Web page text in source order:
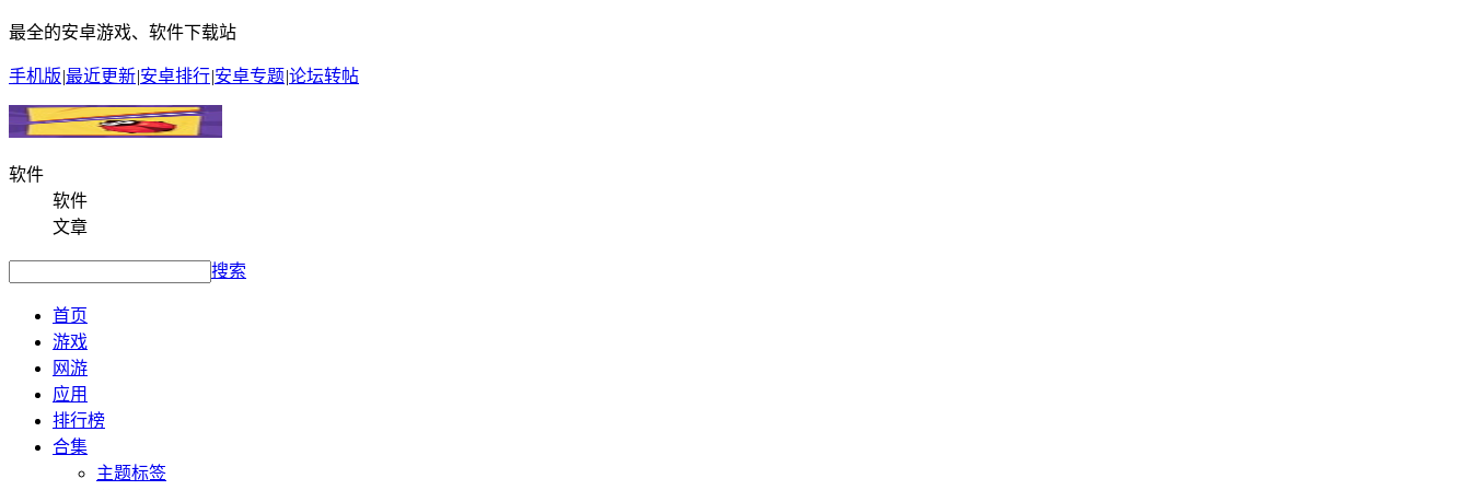
最全的安卓游戏、软件下载站
手机版|最近更新|安卓排行|安卓专题|论坛转帖
软件
软件
文章
搜索
首页
游戏
网游
应用
排行榜
合集
主题标签